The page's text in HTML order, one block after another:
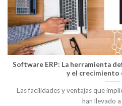
Software ERP: La herramienta
y el crecimiento
Las facilidades y ventajas que
han llevado a